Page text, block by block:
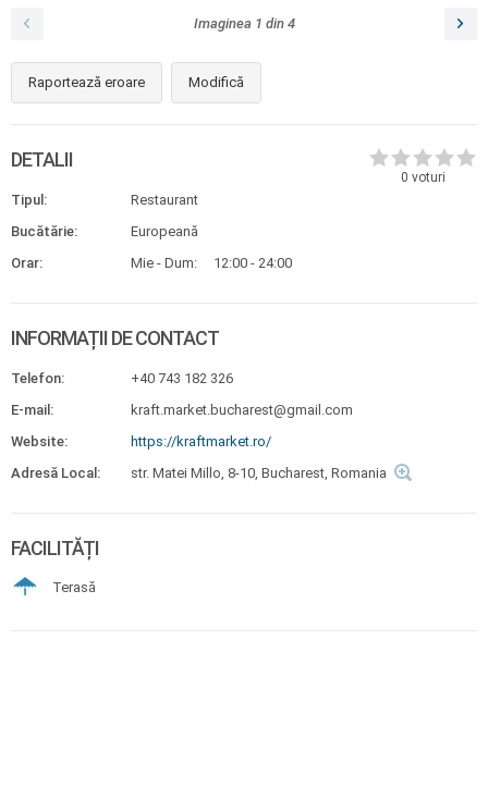
Imaginea 1 din 4
Raportează eroare Modifică
0 voturi
DETALII
Tipul:
Restaurant
Bucătărie:
Europeană
Orar:
Mie - Dum: 12:00 - 24:00
INFORMAȚII DE CONTACT
Telefon:
+40 743 182 326
E-mail:
kraft.market.bucharest@gmail.com
Website:
https://kraftmarket.ro/
Adresă Local:
str. Matei Millo, 8-10, Bucharest, Romania
FACILITĂȚI
Terasă